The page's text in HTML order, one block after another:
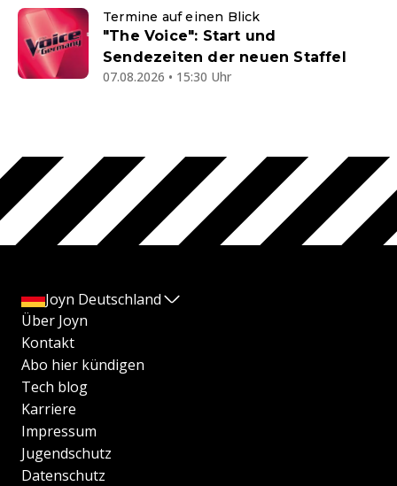
Termine auf einen Blick
"The Voice": Start und
Sendezeiten der neuen Staffel
07.08.2026 • 15:30 Uhr
Joyn Deutschland
Über Joyn
Kontakt
Abo hier kündigen
Tech blog
Karriere
Impressum
Jugendschutz
Datenschutz